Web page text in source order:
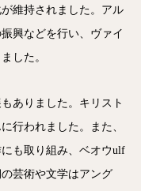
維持されました。アル
興などを行い、ヴァイ
した。
ありました。キリスト
行われました。また、
も取り組み、ベオウulf
芸術や文学はアング